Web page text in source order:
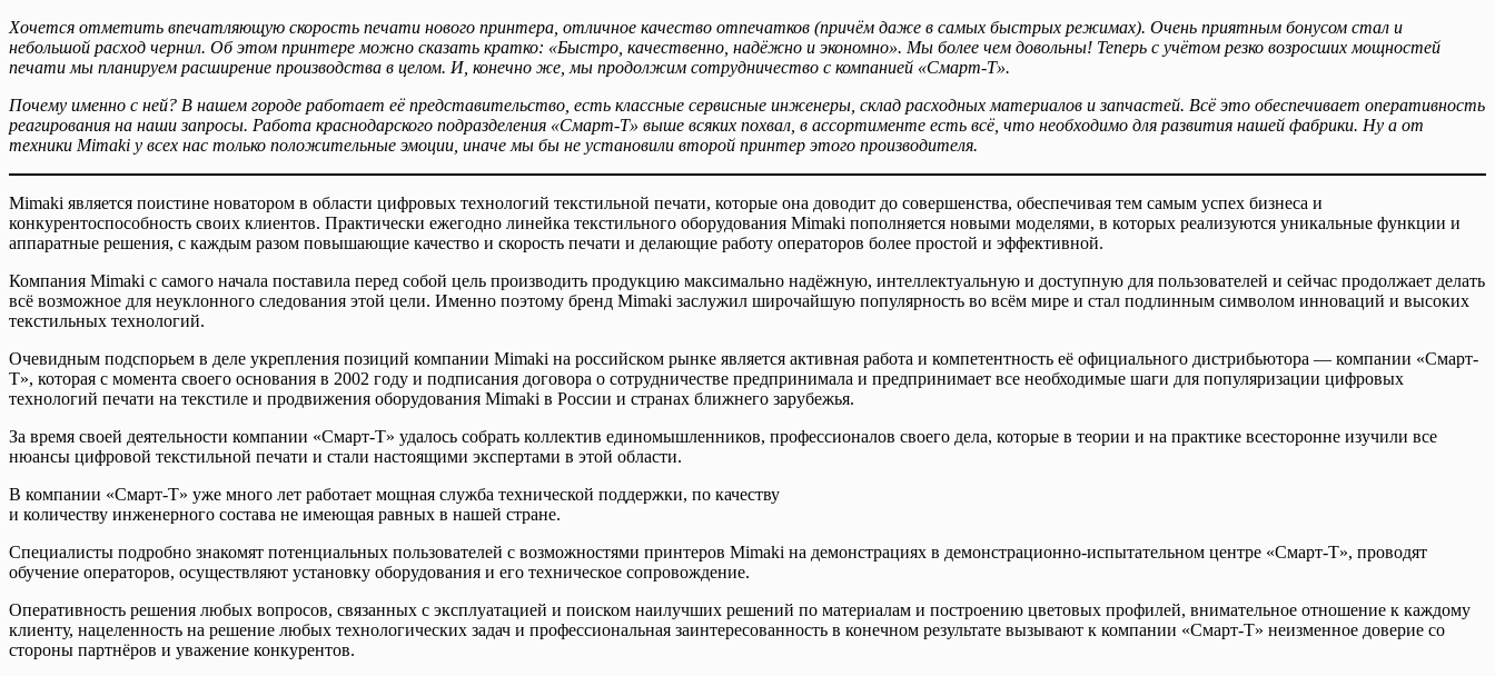
Хочется отметить впечатляющую скорость печати нового принтера, отличное качество отпечатков (причём даже в самых быстрых режимах). Очень приятным бонусом стал и
небольшой расход чернил. Об этом принтере можно сказать кратко: «Быстро, качественно, надёжно и экономно». Мы более чем довольны! Теперь с учётом резко возросших мощностей
печати мы планируем расширение производства в целом. И, конечно же, мы продолжим сотрудничество с компанией «Смарт-Т».
Почему именно с ней? В нашем городе работает её представительство, есть классные сервисные инженеры, склад расходных материалов и запчастей. Всё это обеспечивает оперативность
реагирования на наши запросы. Работа краснодарского подразделения «Смарт-Т» выше всяких похвал, в ассортименте есть всё, что необходимо для развития нашей фабрики. Ну а от
техники Mimaki у всех нас только положительные эмоции, иначе мы бы не установили второй принтер этого производителя.
Mimaki является поистине новатором в области цифровых технологий текстильной печати, которые она доводит до совершенства, обеспечивая тем самым успех бизнеса и
конкурентоспособность своих клиентов. Практически ежегодно линейка текстильного оборудования Mimaki пополняется новыми моделями, в которых реализуются уникальные функции и
аппаратные решения, с каждым разом повышающие качество и скорость печати и делающие работу операторов более простой и эффективной.
Компания Mimaki с самого начала поставила перед собой цель производить продукцию максимально надёжную, интеллектуальную и доступную для пользователей и сейчас продолжает делать
всё возможное для неуклонного следования этой цели. Именно поэтому бренд Mimaki заслужил широчайшую популярность во всём мире и стал подлинным символом инноваций и высоких
текстильных технологий.
Очевидным подспорьем в деле укрепления позиций компании Mimaki на российском рынке является активная работа и компетентность её официального дистрибьютора — компании «Смарт-
Т», которая с момента своего основания в 2002 году и подписания договора о сотрудничестве предпринимала и предпринимает все необходимые шаги для популяризации цифровых
технологий печати на текстиле и продвижения оборудования Mimaki в России и странах ближнего зарубежья.
За время своей деятельности компании «Смарт-Т» удалось собрать коллектив единомышленников, профессионалов своего дела, которые в теории и на практике всесторонне изучили все
нюансы цифровой текстильной печати и стали настоящими экспертами в этой области.
В компании «Смарт-Т» уже много лет работает мощная служба технической поддержки, по качеству
и количеству инженерного состава не имеющая равных в нашей стране.
Специалисты подробно знакомят потенциальных пользователей с возможностями принтеров Mimaki на демонстрациях в демонстрационно-испытательном центре «Смарт-Т», проводят
обучение операторов, осуществляют установку оборудования и его техническое сопровождение.
Оперативность решения любых вопросов, связанных с эксплуатацией и поиском наилучших решений по материалам и построению цветовых профилей, внимательное отношение к каждому
клиенту, нацеленность на решение любых технологических задач и профессиональная заинтересованность в конечном результате вызывают к компании «Смарт-Т» неизменное доверие со
стороны партнёров и уважение конкурентов.